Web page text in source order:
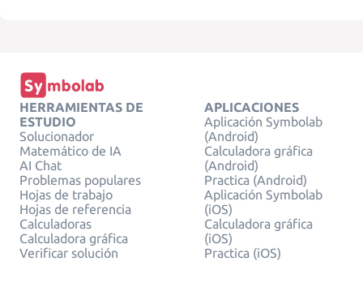
HERRAMIENTAS DE
ESTUDIO
Solucionador
Matemático de IA
AI Chat
Problemas populares
Hojas de trabajo
Hojas de referencia
Calculadoras
Calculadora gráfica
Verificar solución
APLICACIONES
Aplicación Symbolab
(Android)
Calculadora gráfica
(Android)
Practica (Android)
Aplicación Symbolab
(iOS)
Calculadora gráfica
(iOS)
Practica (iOS)